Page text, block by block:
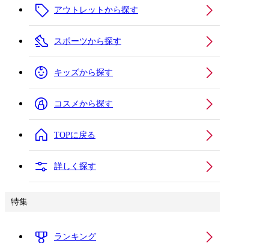
アウトレットから探す
スポーツから探す
キッズから探す
コスメから探す
TOPに戻る
詳しく探す
特集
ランキング